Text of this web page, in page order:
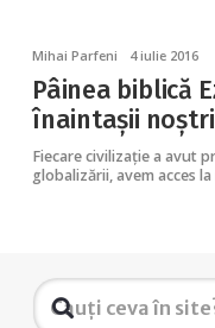
Mihai Parfeni 4 iulie 2016
Pâinea biblică
înaintașii
Fiecare civilizație a avut
globalizării, avem acces